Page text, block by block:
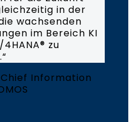
in der
wachsenden
im Bereich KI
4HANA® zu
Information